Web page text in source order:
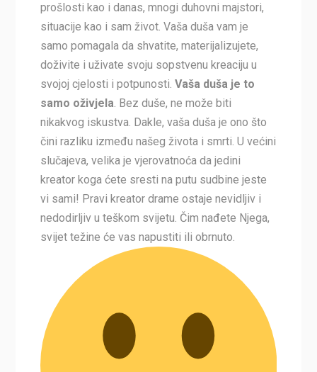
prošlosti kao i danas, mnogi duhovni majstori,
situacije kao i sam život. Vaša duša vam je
samo pomagala da shvatite, materijalizujete,
doživite i uživate svoju sopstvenu kreaciju u
svojoj cjelosti i potpunosti. Vaša duša je to
samo oživjela. Bez duše, ne može biti
nikakvog iskustva. Dakle, vaša duša je ono što
čini razliku između našeg života i smrti. U većini
slučajeva, velika je vjerovatnoća da jedini
kreator koga ćete sresti na putu sudbine jeste
vi sami! Pravi kreator drame ostaje nevidljiv i
nedodirljiv u teškom svijetu. Čim nađete Njega,
svijet težine će vas napustiti ili obrnuto.